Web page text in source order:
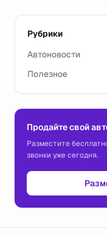
Рубрики
Автоновости
Полезное
Продайте свой
Разместите
звонки уже сегодня.